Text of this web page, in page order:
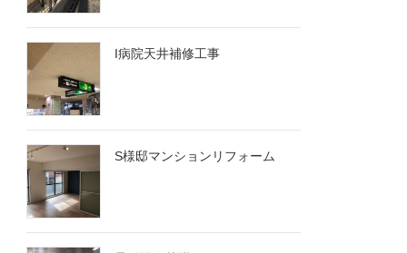
I病院天井補修工事
S様邸マンションリフォーム